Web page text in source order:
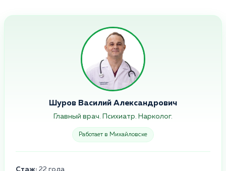
Шуров Василий Александрович
Главный врач. Психиатр. Нарколог.
Работает в Михайловске
Стаж: 22 года